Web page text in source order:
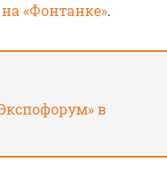
«Фонтанке».
в